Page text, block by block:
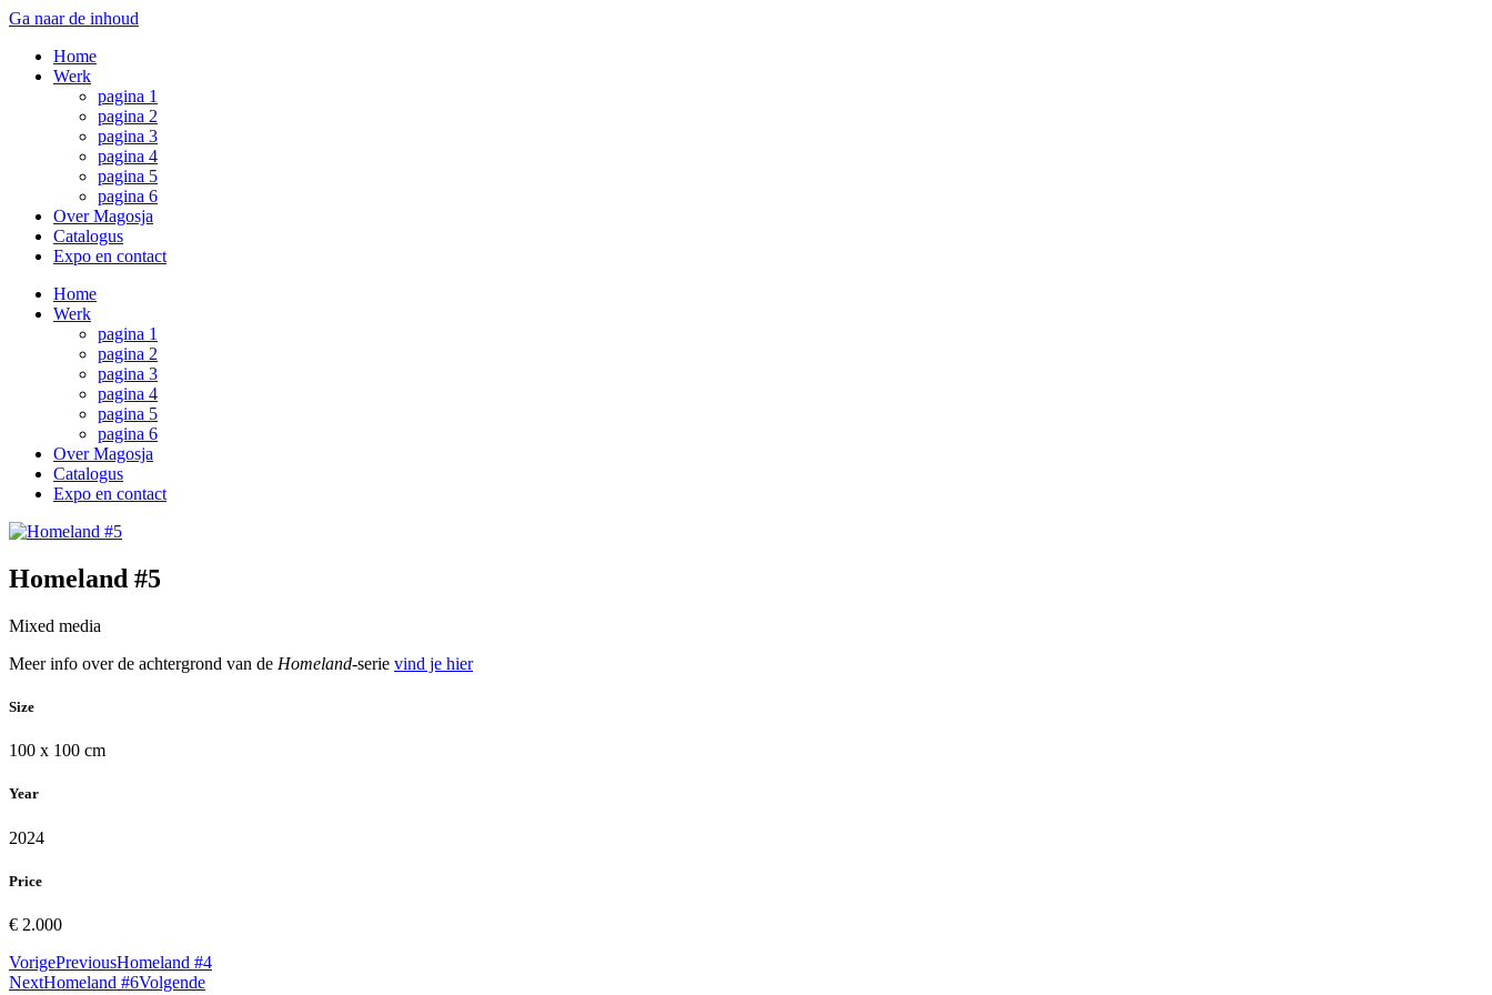
Ga naar de inhoud
Home
Werk
pagina 1
pagina 2
pagina 3
pagina 4
pagina 5
pagina 6
Over Magosja
Catalogus
Expo en contact
Home
Werk
pagina 1
pagina 2
pagina 3
pagina 4
pagina 5
pagina 6
Over Magosja
Catalogus
Expo en contact
Homeland #5
Mixed media
Meer info over de achtergrond van de Homeland-serie vind je hier
Size
100 x 100 cm
Year
2024
Price
€ 2.000
VorigePreviousHomeland #4
NextHomeland #6Volgende